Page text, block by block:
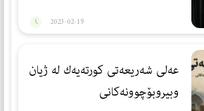
2023-02-19
عەلی شەریعەتی كورتەیەك لە ژیان
وبیروبۆچوونەكانی